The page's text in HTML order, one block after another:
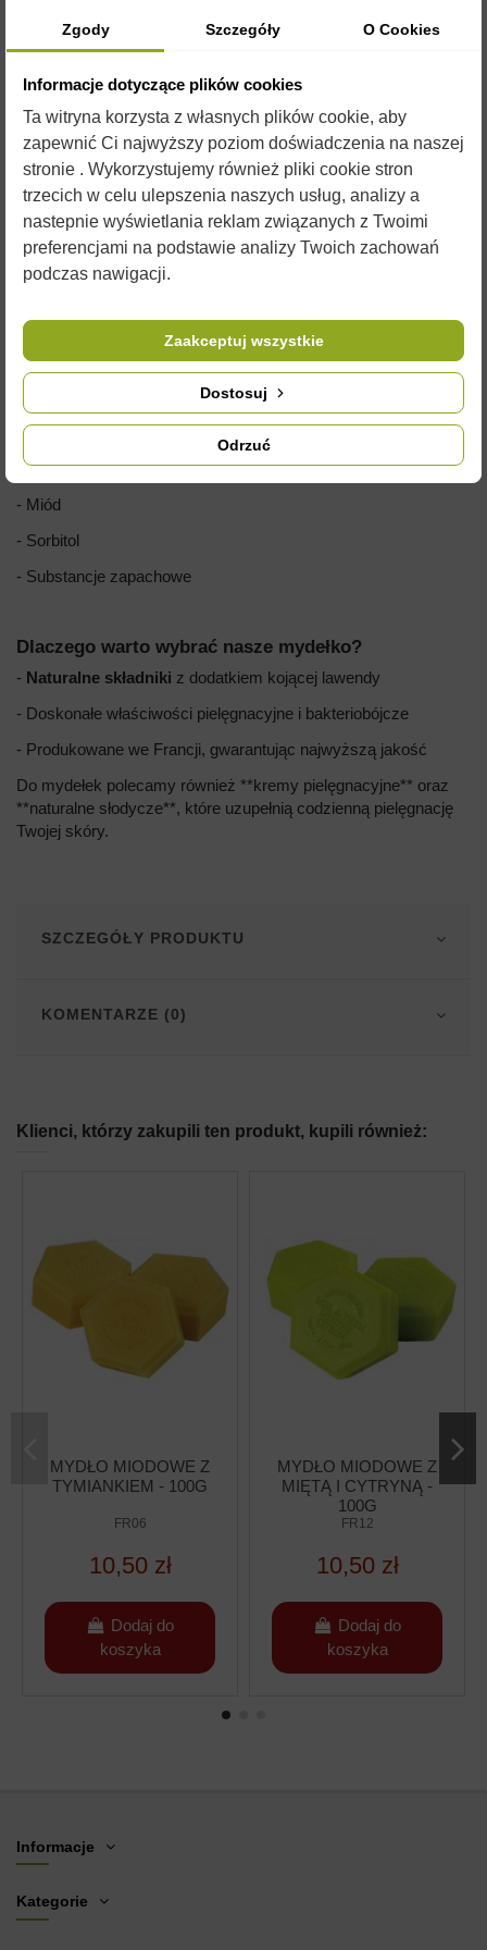
- Mydełko tymiankowe
- Mydełko z czekoladą
- Mydełko z mleczkiem pszczelim
Dzięki zawartości **miodu tymiankowego**, mydełko
wspomaga pielęgnację tłustej skóry, zwalcza trądzik oraz
przeciwdziała przetłuszczaniu się włosów. Lawenda działa
kojąco, co sprawia, że mydełko jest idealne do codziennej
pielęgnacji.
Skład:
- Palmitynian sodu
- Sól sodowa kwasów tłuszczowych oleju palmowego
- Woda
- Gliceryna
- Miód
- Sorbitol
- Substancje zapachowe
Dlaczego warto wybrać nasze mydełko?
- Naturalne składniki z dodatkiem kojącej lawendy
- Doskonałe właściwości pielęgnacyjne i bakteriobójcze
- Produkowane we Francji, gwarantując najwyższą jakość
Do mydełek polecamy również **kremy pielęgnacyjne** oraz
**naturalne słodycze**, które uzupełnią codzienną pielęgnację
Twojej skóry.
SZCZEGÓŁY PRODUKTU
KOMENTARZE (0)
Klienci, którzy zakupili ten produkt, kupili również:
MYDŁO MIODOWE Z
TYMIANKIEM - 100G
FR06
10,50 zł
Dodaj do
koszyka
MYDŁO MIODOWE Z
MIĘTĄ I CYTRYNĄ -
100G
FR12
10,50 zł
Dodaj do
koszyka
Informacje
Kategorie
Zgody Szczegóły O Cookies
Informacje dotyczące plików cookies
Ta witryna korzysta z własnych plików cookie, aby
zapewnić Ci najwyższy poziom doświadczenia na naszej
stronie . Wykorzystujemy również pliki cookie stron
trzecich w celu ulepszenia naszych usług, analizy a
nastepnie wyświetlania reklam związanych z Twoimi
preferencjami na podstawie analizy Twoich zachowań
podczas nawigacji.
Odrzuć
Dostosuj
Zaakceptuj wszystkie